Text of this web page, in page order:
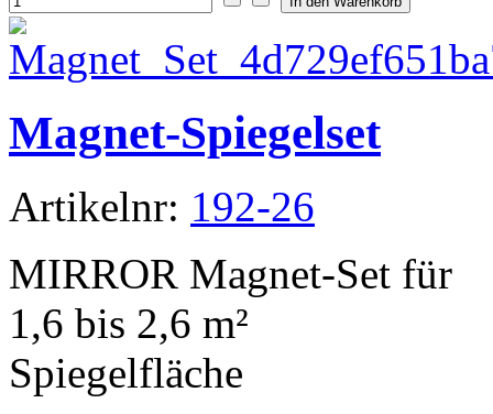
Magnet-Spiegelset
Artikelnr: 192-26
MIRROR Magnet-Set für
1,6 bis 2,6 m²
Spiegelfläche